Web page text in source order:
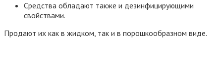
Средства обладают также и дезинфицирующими
свойствами.
Продают их как в жидком, так и в порошкообразном виде.